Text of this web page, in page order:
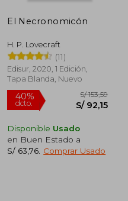
El Necronomicón
H. P. Lovecraft
(11)
Edisur, 2020, 1 Edición,
Tapa Blanda, Nuevo
Disponible Usado
en Buen Estado a
S/ 63,76 Comprar Usado